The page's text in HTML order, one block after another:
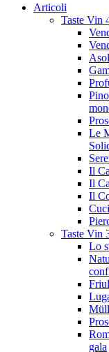
Articoli
Taste Vin
Le
Il
Il
Il
Taste Vin
Lo
gala